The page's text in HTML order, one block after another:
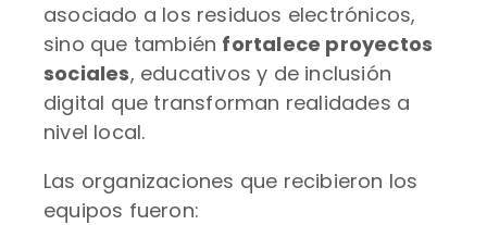
asociado a los residuos electrónicos,
sino que también fortalece proyectos
sociales, educativos y de inclusión
digital que transforman realidades a
nivel local.
Las organizaciones que recibieron los
equipos fueron: